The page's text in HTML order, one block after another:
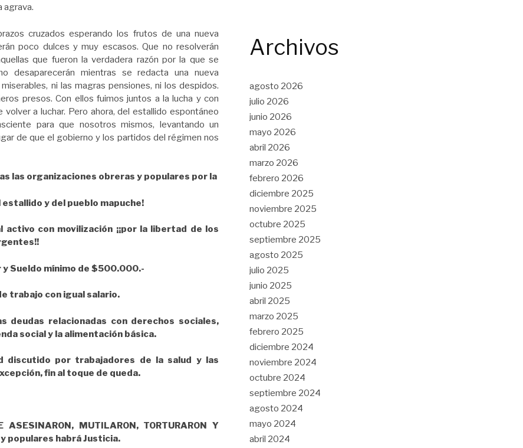
agrava.
cruzados esperando los frutos de una nueva
poco dulces y muy escasos. Que no resolverán
que fueron la verdadera razón por la que se
desaparecerán mientras se redacta una nueva
ni las magras pensiones, ni los despidos.
presos. Con ellos fuimos juntos a la lucha y con
a luchar. Pero ahora, del estallido espontáneo
para que nosotros mismos, levantando un
de que el gobierno y los partidos del régimen nos
las organizaciones obreras y populares por la
estallido y del pueblo mapuche!
activo con movilización ¡¡por la libertad de los
y Sueldo mínimo de $500.000.-
trabajo con igual salario.
deudas relacionadas con derechos sociales,
social y la alimentación básica.
discutido por trabajadores de la salud y las
fin al toque de queda.
ASESINARON, MUTILARON, TORTURARON Y
populares habrá Justicia.
Archivos
agosto 2026
julio 2026
junio 2026
mayo 2026
abril 2026
marzo 2026
febrero 2026
diciembre 2025
noviembre 2025
octubre 2025
septiembre 2025
agosto 2025
julio 2025
junio 2025
abril 2025
marzo 2025
febrero 2025
diciembre 2024
noviembre 2024
octubre 2024
septiembre 2024
agosto 2024
mayo 2024
abril 2024